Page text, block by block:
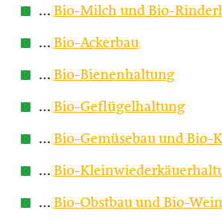
… Bio-Milch und Bio-
… Bio-Ackerbau
… Bio-Bienenhaltung
… Bio-Geflügelhaltung
… Bio-Gemüsebau und Bio-
… Bio-
… Bio-Obstbau und Bio-